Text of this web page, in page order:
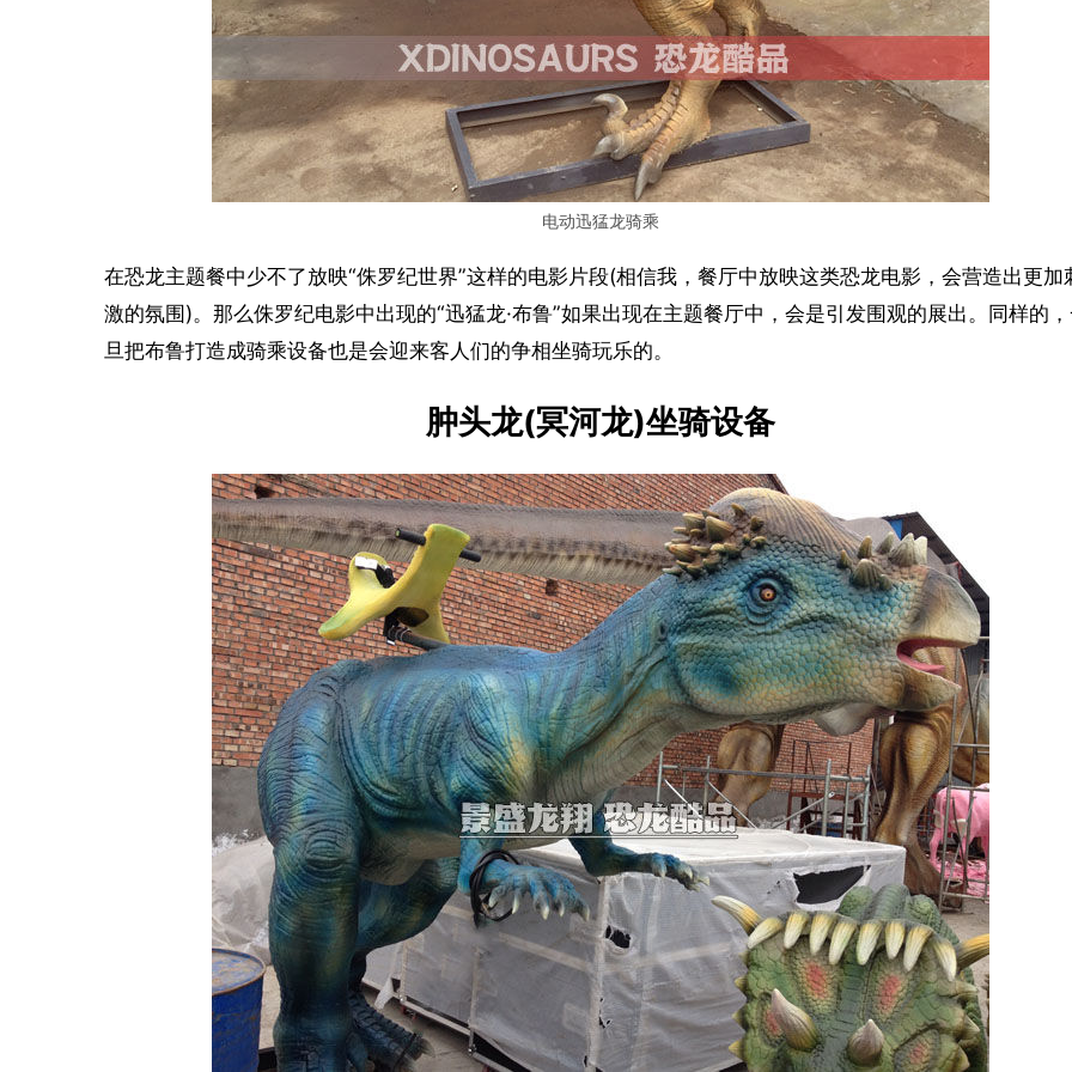
电动迅猛龙骑乘
在恐龙主题餐中少不了放映“侏罗纪世界”这样的电影片段(相信我，餐厅中放映这类恐龙电影，会营造出更加
激的氛围)。那么侏罗纪电影中出现的“迅猛龙·布鲁”如果出现在主题餐厅中，会是引发围观的展出。同样的
旦把布鲁打造成骑乘设备也是会迎来客人们的争相坐骑玩乐的。
肿头龙(冥河龙)坐骑设备